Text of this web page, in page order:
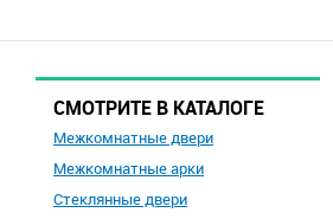
СМОТРИТЕ В КАТАЛОГЕ
Межкомнатные двери
Межкомнатные арки
Стеклянные двери